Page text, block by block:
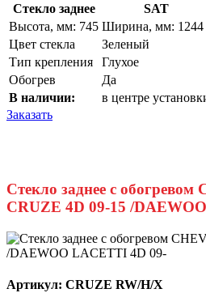
Стекло заднее
SAT
Высота, мм: 745 Ширина, мм: 1244
Цвет стекла
Зеленый
Тип крепления
Глухое
Обогрев
Да
В наличии:
в центре
Заказать
Стекло заднее с
CRUZE 4D 09-15 /
Артикул: CRUZE RW/H/X